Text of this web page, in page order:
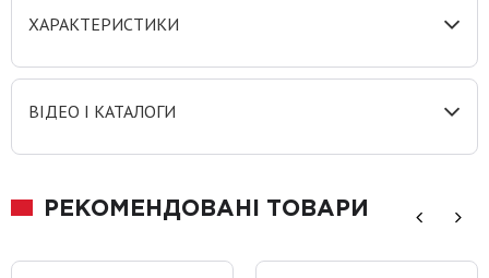
ХАРАКТЕРИСТИКИ
ВІДЕО І КАТАЛОГИ
РЕКОМЕНДОВАНІ ТОВАРИ